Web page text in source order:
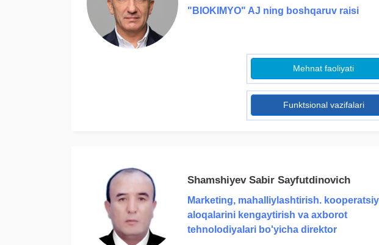
"BIOKIMYO" AJ ning boshqaruv raisi
Mehnat faoliyati
Funktsional vazifalari
Shamshiyev Sabir Sayfutdinovich
Marketing, mahalliylashtirish.
aloqalarini kengaytirish va axborot
tehnolodiyalari bo'yicha direktor